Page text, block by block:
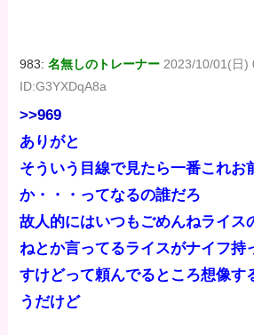
983:名無しのトレーナー 2023/10/01(日)
ID:G3YXDqA8a
>>969
ありがと
そういう目線で見たら一番これお
か・・・ってなるの誰だろ
故人的にはいつもごめんねライス
ねとか言ってるライスがナイフ持
すけどって頼んでるところ想像す
うだけど